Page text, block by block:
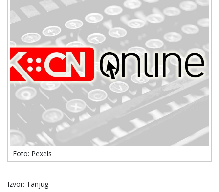
Foto: Pexels
Izvor: Tanjug